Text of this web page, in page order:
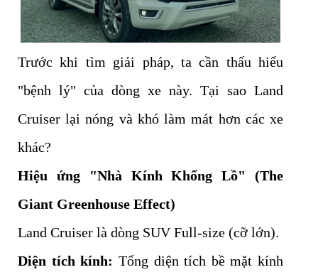
Trước khi tìm giải pháp, ta cần thấu hiểu
"bệnh lý" của dòng xe này. Tại sao Land
Cruiser lại nóng và khó làm mát hơn các xe
khác?
Hiệu ứng "Nhà Kính Khổng Lồ" (The
Giant Greenhouse Effect)
Land Cruiser là dòng SUV Full-size (cỡ lớn).
Diện tích kính: Tổng diện tích bề mặt kính